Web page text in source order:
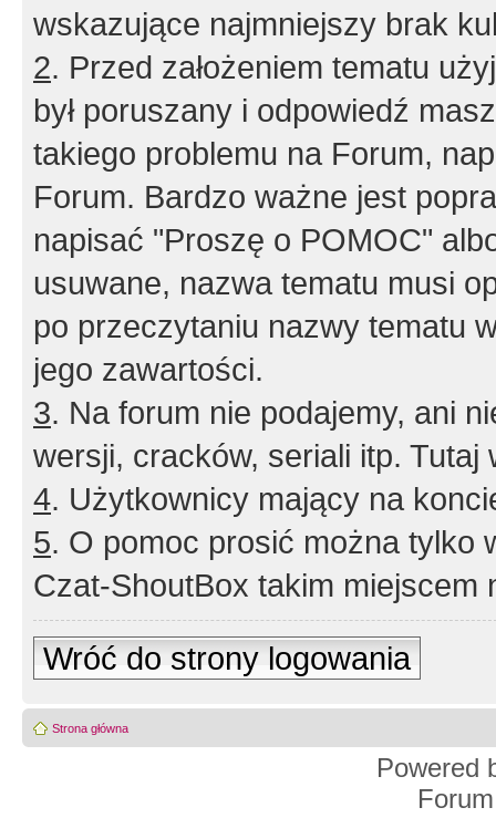
wskazujące najmniejszy brak
2. Przed założeniem tematu
był poruszany i odpowiedź
takiego problemu na Forum,
Forum. Bardzo ważne jest
napisać "Proszę o POMOC"
usuwane, nazwa tematu musi
po przeczytaniu nazwy tematu
jego zawartości.
3. Na forum nie podajemy, ani
wersji, cracków, seriali itp. Tutaj
4. Użytkownicy mający na
5. O pomoc prosić można tylko
Czat-ShoutBox takim miejscem
Wróć do strony logowania
Strona główna
Powered